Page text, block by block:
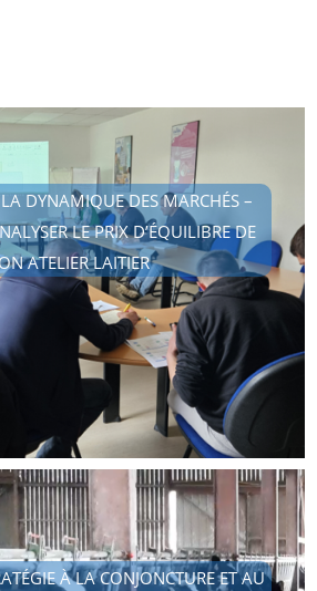
DYNAMIQUE DES MARCHÉS –
LE PRIX D’ÉQUILIBRE DE
ATELIER LAITIER
À LA CONJONCTURE ET AU